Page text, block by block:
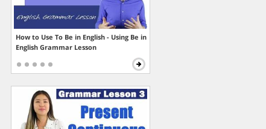
How to Use To Be in English - Using Be in
English Grammar Lesson